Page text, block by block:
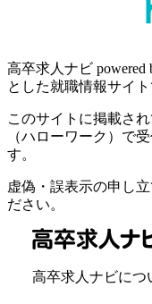
高卒求人ナビ
とした就職情報サイト
このサイトに掲載さ
（ハローワーク）で
す。
虚偽・誤表示の申し
ださい。
高卒求人ナビにつ